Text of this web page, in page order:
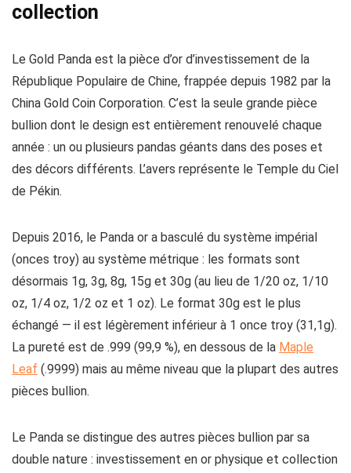
collection
Le Gold Panda est la pièce d’or d’investissement de la
République Populaire de Chine, frappée depuis 1982 par la
China Gold Coin Corporation. C’est la seule grande pièce
bullion dont le design est entièrement renouvelé chaque
année : un ou plusieurs pandas géants dans des poses et
des décors différents. L’avers représente le Temple du Ciel
de Pékin.
Depuis 2016, le Panda or a basculé du système impérial
(onces troy) au système métrique : les formats sont
désormais 1g, 3g, 8g, 15g et 30g (au lieu de 1/20 oz, 1/10
oz, 1/4 oz, 1/2 oz et 1 oz). Le format 30g est le plus
échangé — il est légèrement inférieur à 1 once troy (31,1g).
La pureté est de .999 (99,9 %), en dessous de la Maple
Leaf (.9999) mais au même niveau que la plupart des autres
pièces bullion.
Le Panda se distingue des autres pièces bullion par sa
double nature : investissement en or physique et collection